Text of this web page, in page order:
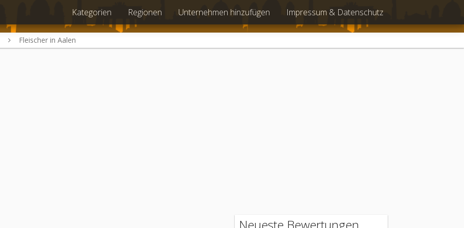
Kategorien Regionen Unternehmen hinzufügen Impressum & Datenschutz
Fleischer in Aalen